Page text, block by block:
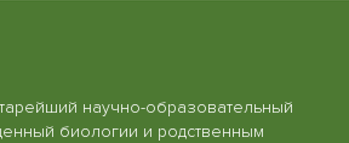
научно-образовательный
биологии и родственным